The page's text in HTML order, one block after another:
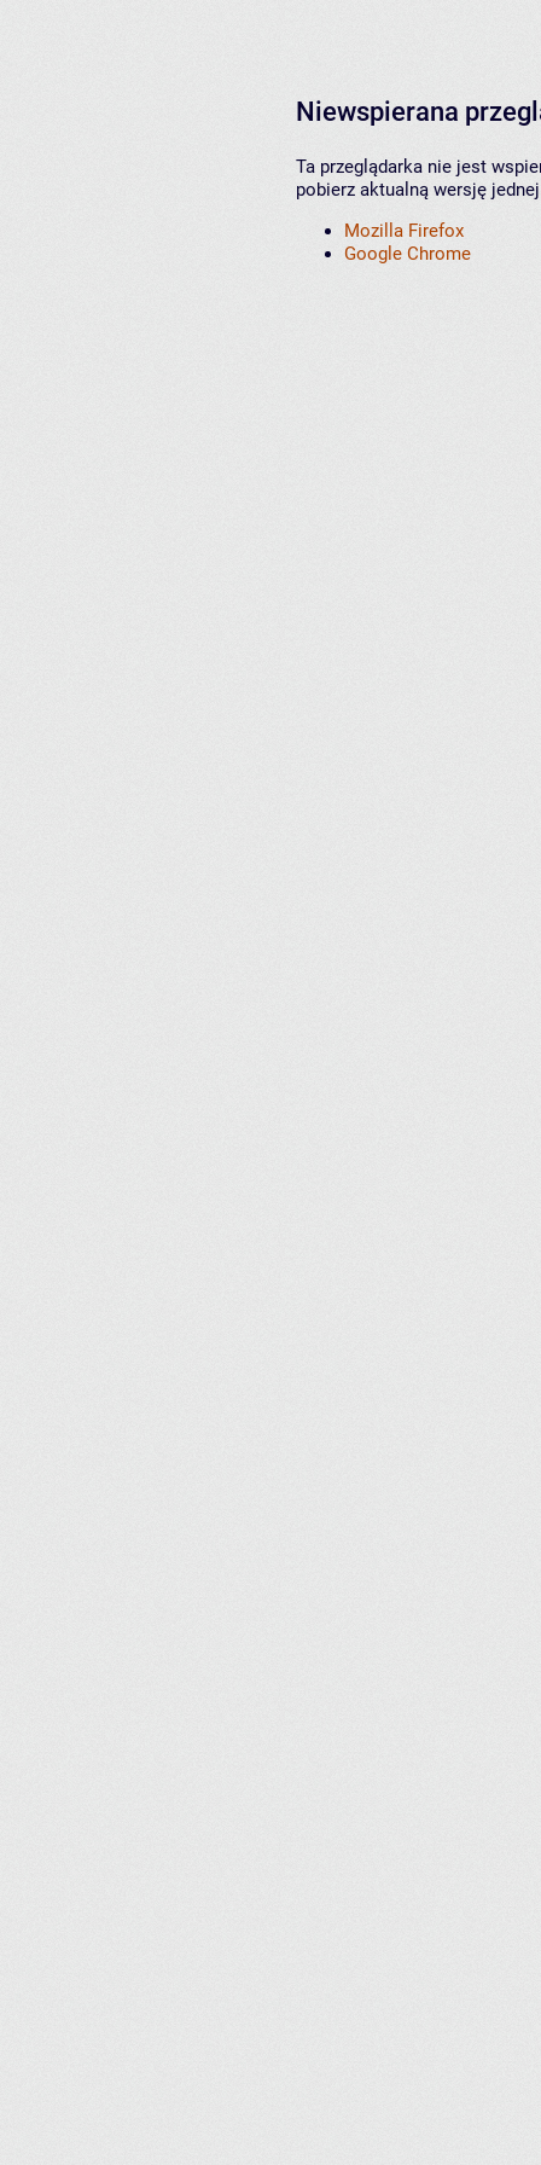
Niewspierana
Ta przeglądarka nie jest
pobierz aktualną wersję
Mozilla Firefox
Google Chrome